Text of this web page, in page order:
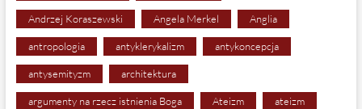
Andrzej Koraszewski Angela Merkel Anglia
antropologia antyklerykalizm antykoncepcja
antysemityzm architektura
argumenty na rzecz istnienia Boga Ateizm ateizm